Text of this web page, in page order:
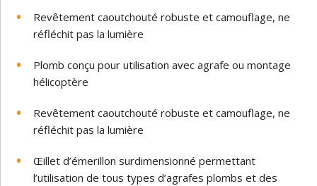
Revêtement caoutchouté robuste et camouflage, ne
réfléchit pas la lumière
Plomb conçu pour utilisation avec agrafe ou montage
hélicoptère
Revêtement caoutchouté robuste et camouflage, ne
réfléchit pas la lumière
Œillet d’émerillon surdimensionné permettant
l’utilisation de tous types d’agrafes plombs et des